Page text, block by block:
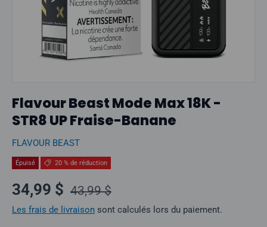
Flavour Beast Mode Max 18K -
STR8 UP Fraise-Banane
FLAVOUR BEAST
Épuisé 20 % de réduction
Prix soldé
34,99 $ Prix normal
43,99 $
Les frais de livraison sont calculés lors du paiement.